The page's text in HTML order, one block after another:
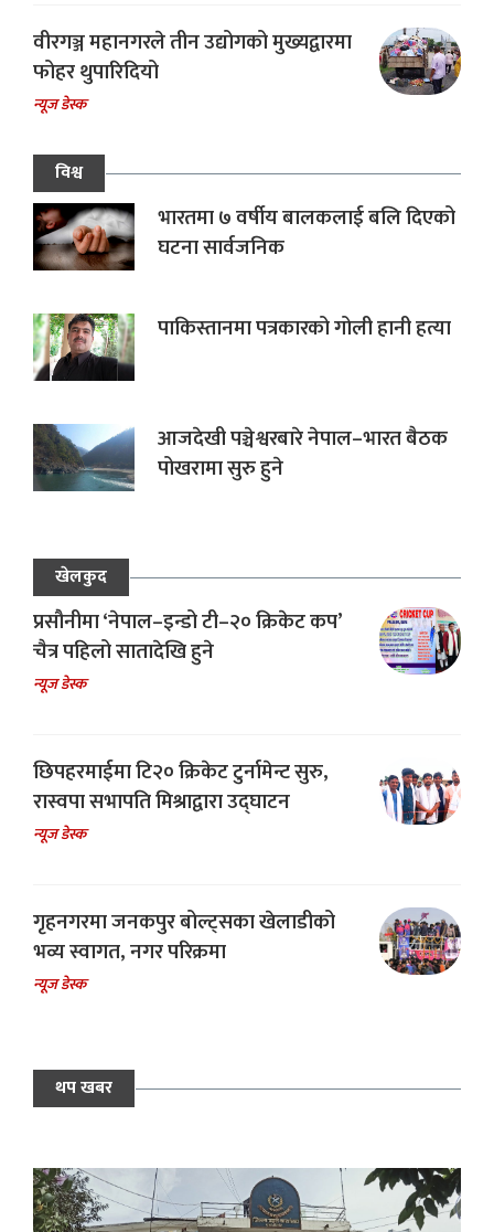
वीरगञ्ज महानगरले तीन उद्योगको मुख्यद्वारमा
फोहर थुपारिदियो
न्यूज डेस्क
विश्व
भारतमा ७ वर्षीय बालकलाई बलि दिएको
घटना सार्वजनिक
पाकिस्तानमा पत्रकारको गोली हानी हत्या
आजदेखी पञ्चेश्वरबारे नेपाल–भारत बैठक
पोखरामा सुरु हुने
खेलकुद
प्रसौनीमा ‘नेपाल–इन्डो टी–२० क्रिकेट कप’
चैत्र पहिलो सातादेखि हुने
न्यूज डेस्क
छिपहरमाईमा टि२० क्रिकेट टुर्नामेन्ट सुरु,
रास्वपा सभापति मिश्राद्वारा उद्घाटन
न्यूज डेस्क
गृहनगरमा जनकपुर बोल्ट्सका खेलाडीको
भव्य स्वागत, नगर परिक्रमा
न्यूज डेस्क
थप खबर